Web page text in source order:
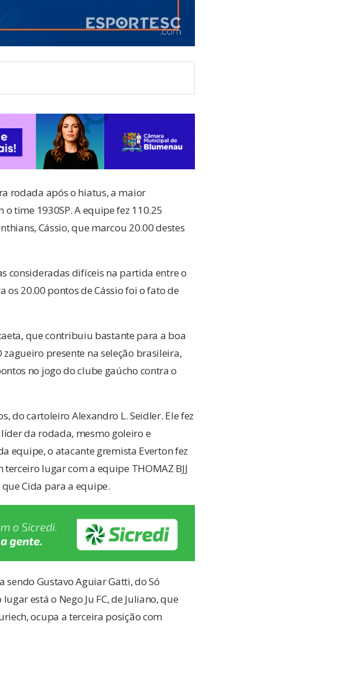
rodada após o hiatus, a maior
time 1930SP. A equipe fez 110.25
Cássio, que marcou 20.00 destes
consideradas difíceis na partida entre o
20.00 pontos de Cássio foi o fato de
que contribuiu bastante para a boa
presente na seleção brasileira,
no jogo do clube gaúcho contra o
do cartoleiro Alexandro L. Seidler. Ele fez
da rodada, mesmo goleiro e
equipe, o atacante gremista Everton fez
lugar com a equipe THOMAZ BJJ
Cida para a equipe.
sendo Gustavo Aguiar Gatti, do Só
está o Nego Ju FC, de Juliano, que
ocupa a terceira posição com